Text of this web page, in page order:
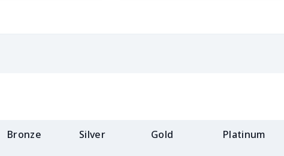
Bronze Silver Gold Platinum